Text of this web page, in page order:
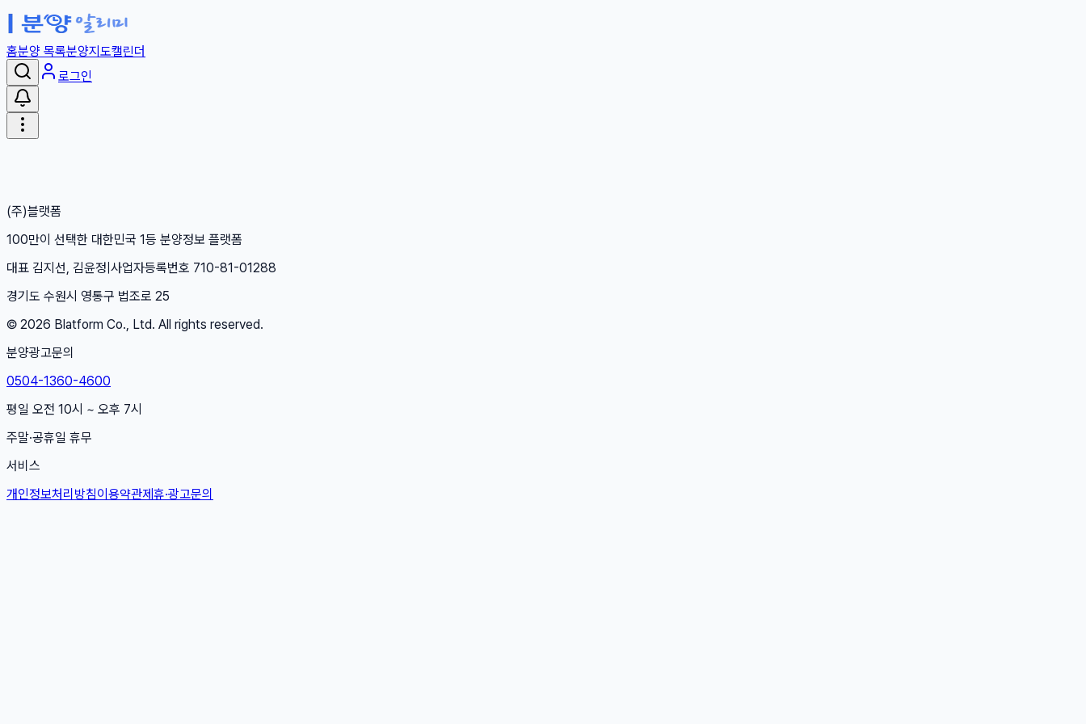
홈분양 목록분양지도캘린더
로그인
(주)블랫폼
100만이 선택한 대한민국 1등 분양정보 플랫폼
대표 김지선, 김윤정 사업자등록번호 710-81-01288
경기도 수원시 영통구 법조로 25
© 2026 Blatform Co., Ltd. All rights reserved.
분양광고문의
0504-1360-4600
평일 오전 10시 ~ 오후 7시
주말·공휴일 휴무
서비스
개인정보처리방침이용약관제휴·광고문의